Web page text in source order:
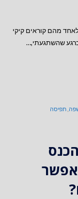
מהם קוראים קיקי
כרגע שהשתגעתי,…
,תפיסה